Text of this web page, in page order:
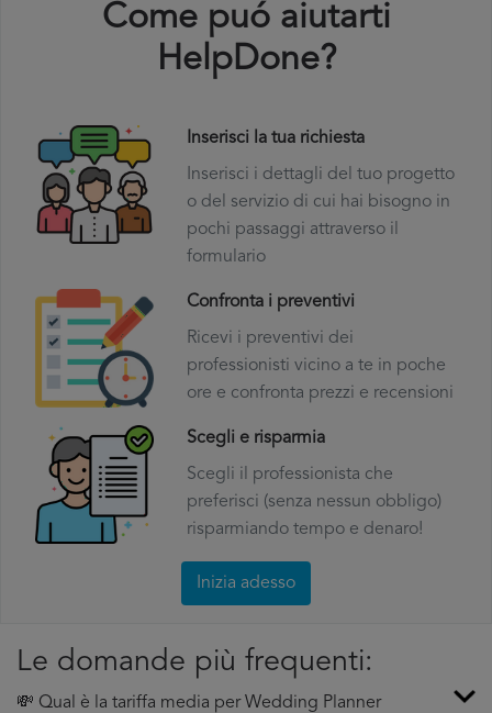
Come puó aiutarti
HelpDone?
Inserisci la tua richiesta
Inserisci i dettagli del tuo progetto
o del servizio di cui hai bisogno in
pochi passaggi attraverso il
formulario
Confronta i preventivi
Ricevi i preventivi dei
professionisti vicino a te in poche
ore e confronta prezzi e recensioni
Scegli e risparmia
Scegli il professionista che
preferisci (senza nessun obbligo)
risparmiando tempo e denaro!
Inizia adesso
Le domande più frequenti:
💸 Qual è la tariffa media per Wedding Planner